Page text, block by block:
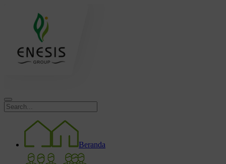
Beranda